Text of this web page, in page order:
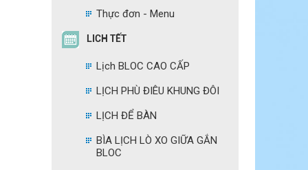
Thực đơn - Menu
LICH TẾT
Lịch BLOC CAO CẤP
LỊCH PHÙ ĐIÊU KHUNG ĐÔI
LỊCH ĐỂ BÀN
BÌA LỊCH LÒ XO GIỮA GẮN
BLOC